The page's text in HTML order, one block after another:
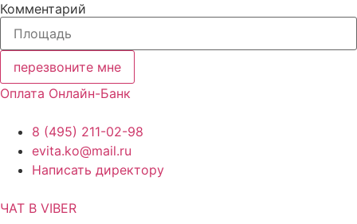
Комментарий
перезвоните мне
Оплата Онлайн-Банк
8 (495) 211-02-98
evita.ko@mail.ru
Написать директору
ЧАТ В VIBER